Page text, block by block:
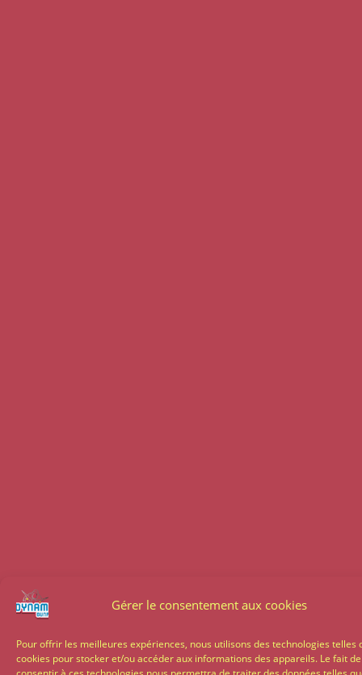
Gérer le consentement aux cookies
Pour offrir les meilleures expériences, nous utilisons des technologies telles
cookies pour stocker et/ou accéder aux informations des appareils. Le fait de